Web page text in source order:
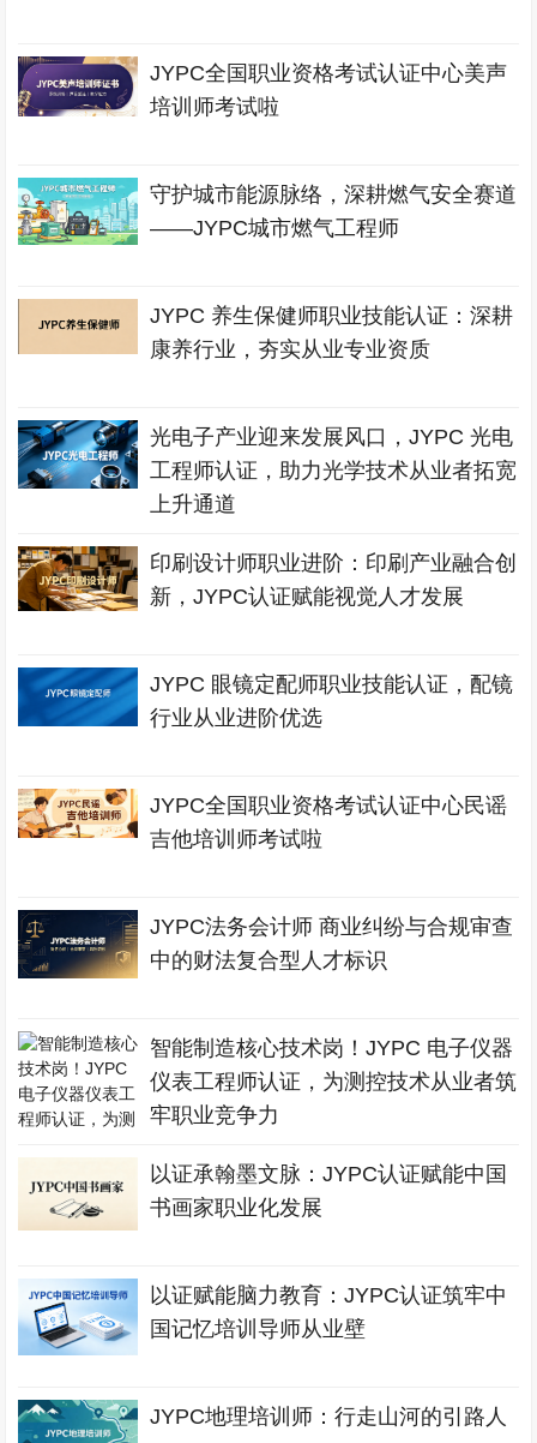
JYPC全国职业资格考试认证中心美声
培训师考试啦
守护城市能源脉络，深耕燃气安全赛道
——JYPC城市燃气工程师
JYPC 养生保健师职业技能认证：深耕
康养行业，夯实从业专业资质
光电子产业迎来发展风口，JYPC 光电
工程师认证，助力光学技术从业者拓宽
上升通道
印刷设计师职业进阶：印刷产业融合创
新，JYPC认证赋能视觉人才发展
JYPC 眼镜定配师职业技能认证，配镜
行业从业进阶优选
JYPC全国职业资格考试认证中心民谣
吉他培训师考试啦
JYPC法务会计师 商业纠纷与合规审查
中的财法复合型人才标识
智能制造核心技术岗！JYPC 电子仪器
仪表工程师认证，为测控技术从业者筑
牢职业竞争力
以证承翰墨文脉：JYPC认证赋能中国
书画家职业化发展
以证赋能脑力教育：JYPC认证筑牢中
国记忆培训导师从业壁
JYPC地理培训师：行走山河的引路人